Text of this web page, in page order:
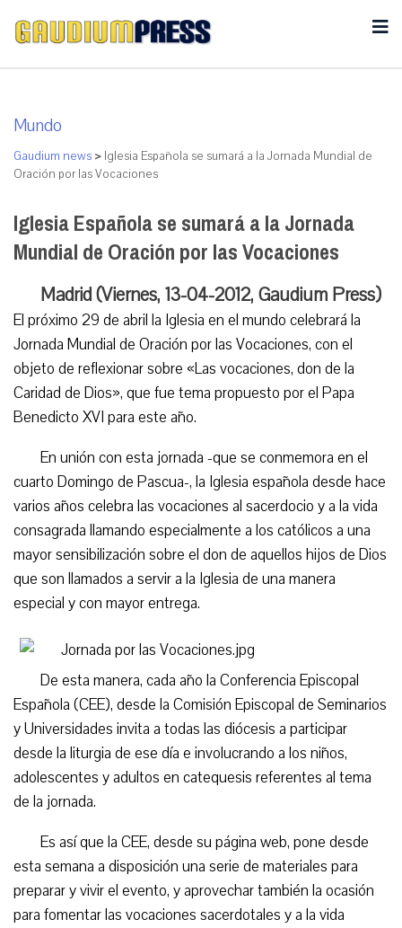
Mundo
Gaudium news > Iglesia Española se sumará a la Jornada Mundial de
Oración por las Vocaciones
Iglesia Española se sumará a la Jornada
Mundial de Oración por las Vocaciones
Madrid (Viernes, 13-04-2012, Gaudium Press)
El próximo 29 de abril la Iglesia en el mundo celebrará la
Jornada Mundial de Oración por las Vocaciones, con el
objeto de reflexionar sobre «Las vocaciones, don de la
Caridad de Dios», que fue tema propuesto por el Papa
Benedicto XVI para este año.
En unión con esta jornada -que se conmemora en el
cuarto Domingo de Pascua-, la Iglesia española desde hace
varios años celebra las vocaciones al sacerdocio y a la vida
consagrada llamando especialmente a los católicos a una
mayor sensibilización sobre el don de aquellos hijos de Dios
que son llamados a servir a la Iglesia de una manera
especial y con mayor entrega.
De esta manera, cada año la Conferencia Episcopal
Española (CEE), desde la Comisión Episcopal de Seminarios
y Universidades invita a todas las diócesis a participar
desde la liturgia de ese día e involucrando a los niños,
adolescentes y adultos en catequesis referentes al tema
de la jornada.
Es así que la CEE, desde su página web, pone desde
esta semana a disposición una serie de materiales para
preparar y vivir el evento, y aprovechar también la ocasión
para fomentar las vocaciones sacerdotales y a la vida